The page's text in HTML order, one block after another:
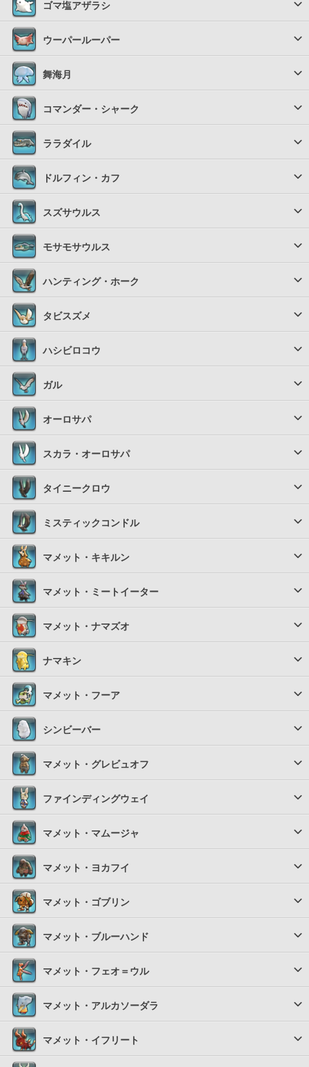
ゴマ塩アザラシ
ウーパールーパー
舞海月
コマンダー・シャーク
ララダイル
ドルフィン・カフ
スズサウルス
モサモサウルス
ハンティング・ホーク
タビスズメ
ハシビロコウ
ガル
オーロサパ
スカラ・オーロサパ
タイニークロウ
ミスティックコンドル
マメット・キキルン
マメット・ミートイーター
マメット・ナマズオ
ナマキン
マメット・フーア
シンビーバー
マメット・グレビュオフ
ファインディングウェイ
マメット・マムージャ
マメット・ヨカフイ
マメット・ゴブリン
マメット・ブルーハンド
マメット・フェオ＝ウル
マメット・アルカソーダラ
マメット・イフリート